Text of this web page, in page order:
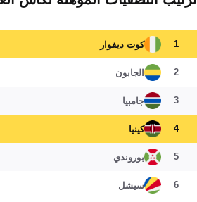
1 كوت ديفوار
2 الجابون
3 جامبيا
4 كينيا
5 بوروندي
6 سيشل